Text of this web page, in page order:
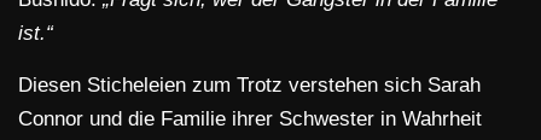
ist.“
Diesen Sticheleien zum Trotz verstehen sich Sarah
Connor und die Familie ihrer Schwester in Wahrheit